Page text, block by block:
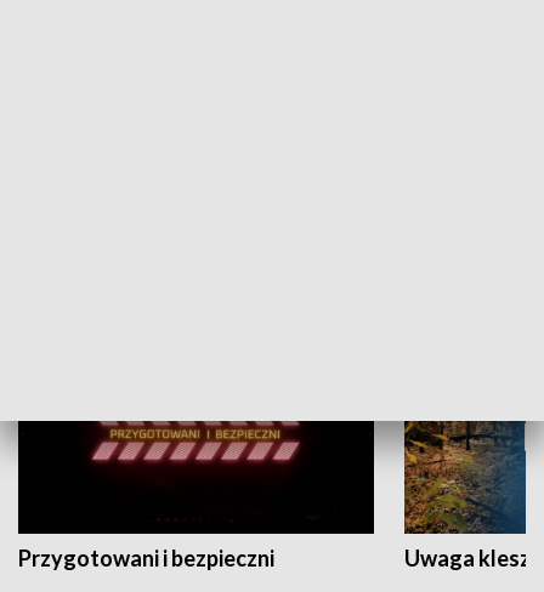
Przygotowani i bezpieczni Uwaga